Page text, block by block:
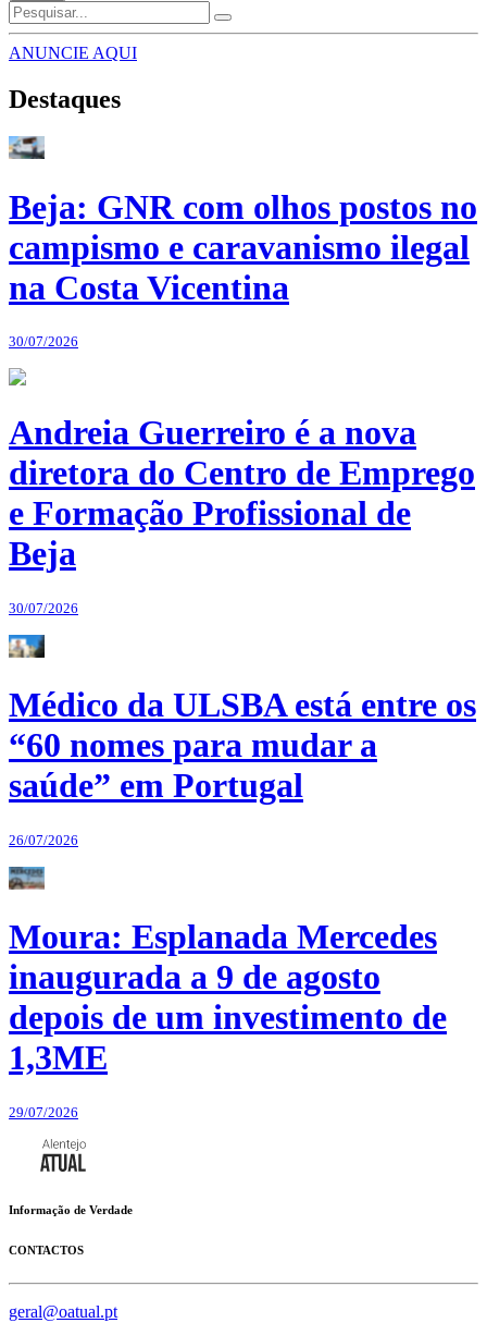
ANUNCIE AQUI
Destaques
Beja: GNR com olhos postos no
campismo e caravanismo ilegal
na Costa Vicentina
30/07/2026
Andreia Guerreiro é a nova
diretora do Centro de Emprego
e Formação Profissional de
Beja
30/07/2026
Médico da ULSBA está entre os
“60 nomes para mudar a
saúde” em Portugal
26/07/2026
Moura: Esplanada Mercedes
inaugurada a 9 de agosto
depois de um investimento de
1,3ME
29/07/2026
Informação de Verdade
CONTACTOS
geral@oatual.pt